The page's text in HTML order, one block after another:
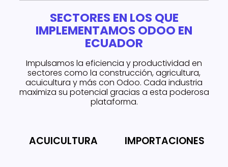
SECTORES EN LOS QUE
IMPLEMENTAMOS ODOO EN
ECUADOR
Impulsamos la eficiencia y productividad en
sectores como la construcción, agricultura,
acuicultura y más con Odoo. Cada industria
maximiza su potencial gracias a esta poderosa
plataforma.
ACUICULTURA IMPORTACIONES